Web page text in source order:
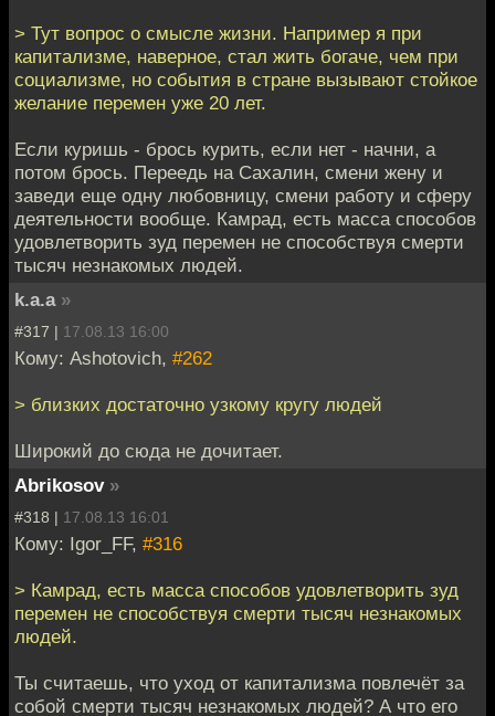
> Тут вопрос о смысле жизни. Например я при
капитализме, наверное, стал жить богаче, чем при
социализме, но события в стране вызывают стойкое
желание перемен уже 20 лет.
Если куришь - брось курить, если нет - начни, а
потом брось. Переедь на Сахалин, смени жену и
заведи еще одну любовницу, смени работу и сферу
деятельности вообще. Камрад, есть масса способов
удовлетворить зуд перемен не способствуя смерти
тысяч незнакомых людей.
k.a.a »
#317 | 17.08.13 16:00
Кому: Ashotovich, #262
> близких достаточно узкому кругу людей
Широкий до сюда не дочитает.
Abrikosov »
#318 | 17.08.13 16:01
Кому: Igor_FF, #316
> Камрад, есть масса способов удовлетворить зуд
перемен не способствуя смерти тысяч незнакомых
людей.
Ты считаешь, что уход от капитализма повлечёт за
собой смерти тысяч незнакомых людей? А что его